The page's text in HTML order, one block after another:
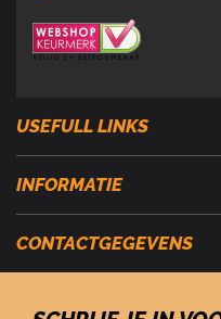
USEFULL LINKS
INFORMATIE
CONTACTGEGEVENS